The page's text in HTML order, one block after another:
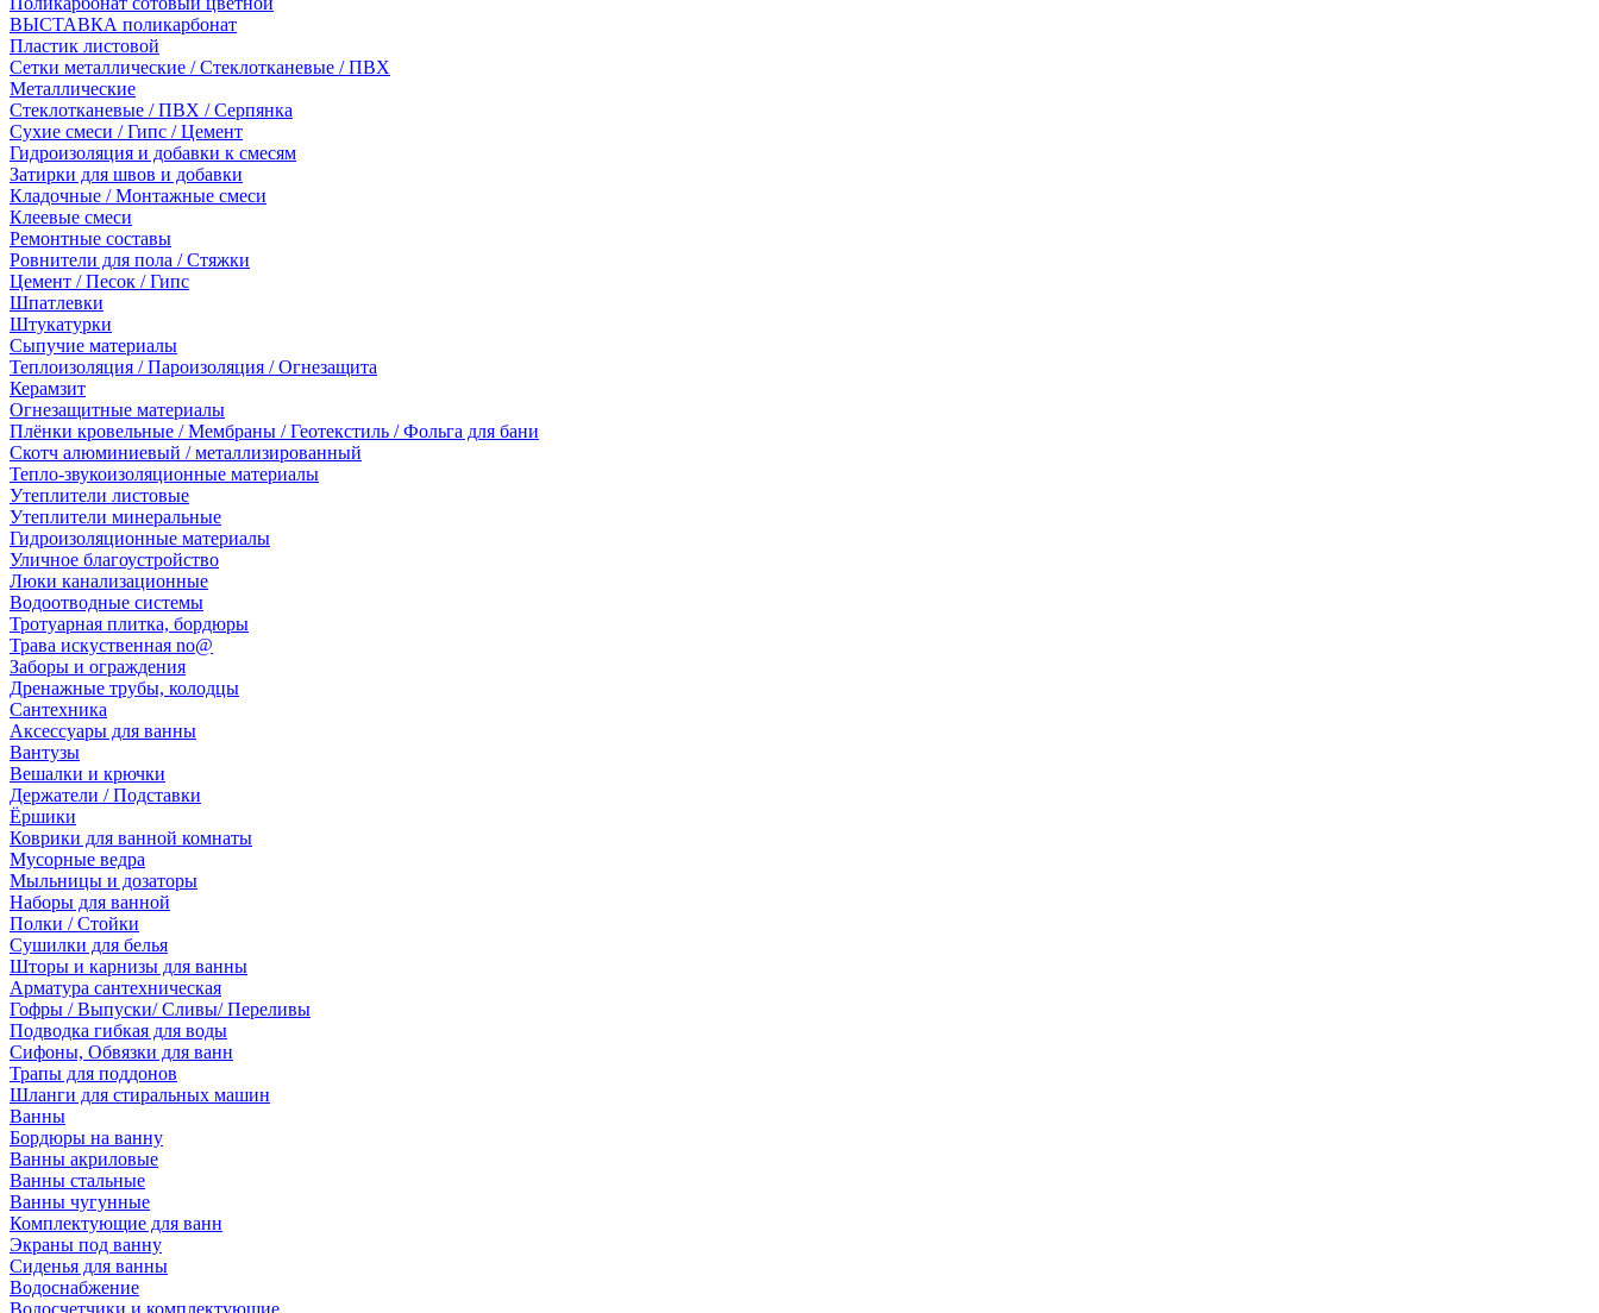
ВЫСТАВКА поликарбонат
Пластик листовой
Сетки металлические / Стеклотканевые / ПВХ
Металлические
Стеклотканевые / ПВХ / Серпянка
Сухие смеси / Гипс / Цемент
Гидроизоляция и добавки к смесям
Затирки для швов и добавки
Кладочные / Монтажные смеси
Клеевые смеси
Ремонтные составы
Ровнители для пола / Стяжки
Цемент / Песок / Гипс
Шпатлевки
Штукатурки
Сыпучие материалы
Теплоизоляция / Пароизоляция / Огнезащита
Керамзит
Огнезащитные материалы
Плёнки кровельные / Мембраны / Геотекстиль / Фольга для бани
Скотч алюминиевый / металлизированный
Тепло-звукоизоляционные материалы
Утеплители листовые
Утеплители минеральные
Гидроизоляционные материалы
Уличное благоустройство
Люки канализационные
Водоотводные системы
Тротуарная плитка, бордюры
Трава искуственная no@
Заборы и ограждения
Дренажные трубы, колодцы
Сантехника
Аксессуары для ванны
Вантузы
Вешалки и крючки
Держатели / Подставки
Ёршики
Коврики для ванной комнаты
Мусорные ведра
Мыльницы и дозаторы
Наборы для ванной
Полки / Стойки
Сушилки для белья
Шторы и карнизы для ванны
Арматура сантехническая
Гофры / Выпуски/ Сливы/ Переливы
Подводка гибкая для воды
Сифоны, Обвязки для ванн
Трапы для поддонов
Шланги для стиральных машин
Ванны
Бордюры на ванну
Ванны акриловые
Ванны стальные
Ванны чугунные
Комплектующие для ванн
Экраны под ванну
Сиденья для ванны
Водоснабжение
Водосчетчики и комплектующие